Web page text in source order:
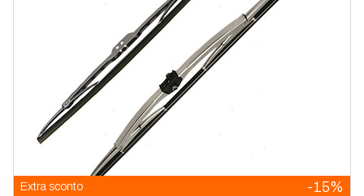
Extra sconto -15%